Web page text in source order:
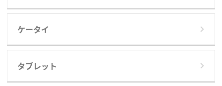
ケータイ
タブレット